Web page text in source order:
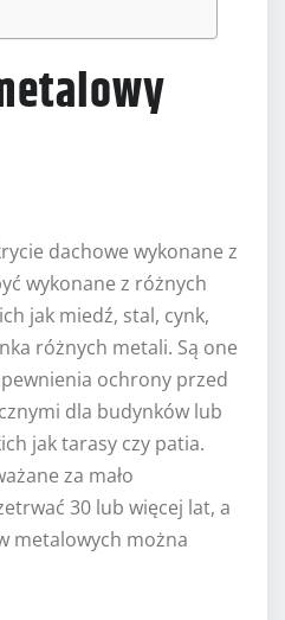
dachowe wykonane z
wykonane z różnych
jak miedź, stal, cynk,
różnych metali. Są one
ochrony przed
dla budynków lub
jak tarasy czy patia.
za mało
30 lub więcej lat, a
metalowych można